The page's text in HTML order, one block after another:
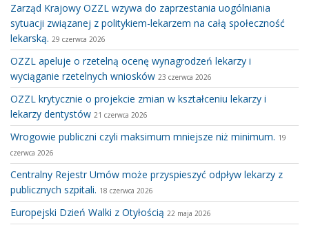
Zarząd Krajowy OZZL wzywa do zaprzestania uogólniania
sytuacji związanej z politykiem-lekarzem na całą społeczność
lekarską. 29 czerwca 2026
OZZL apeluje o rzetelną ocenę wynagrodzeń lekarzy i
wyciąganie rzetelnych wniosków 23 czerwca 2026
OZZL krytycznie o projekcie zmian w kształceniu lekarzy i
lekarzy dentystów 21 czerwca 2026
Wrogowie publiczni czyli maksimum mniejsze niż minimum. 19
czerwca 2026
Centralny Rejestr Umów może przyspieszyć odpływ lekarzy z
publicznych szpitali. 18 czerwca 2026
Europejski Dzień Walki z Otyłością 22 maja 2026